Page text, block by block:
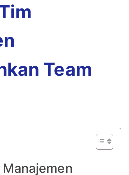
Team